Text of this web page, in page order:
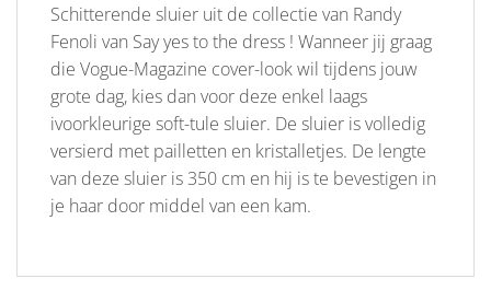
Schitterende sluier uit de collectie van Randy
Fenoli van Say yes to the dress ! Wanneer jij graag
die Vogue-Magazine cover-look wil tijdens jouw
grote dag, kies dan voor deze enkel laags
ivoorkleurige soft-tule sluier. De sluier is volledig
versierd met pailletten en kristalletjes. De lengte
van deze sluier is 350 cm en hij is te bevestigen in
je haar door middel van een kam.